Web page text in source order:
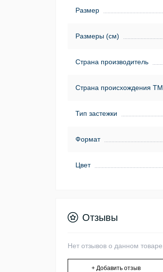
Размер
Размеры (см)
Страна производитель
Страна происхождения ТМ
Тип застежки
Формат
Цвет
Отзывы
Нет отзывов о данном товаре.
+ Добавить отзыв